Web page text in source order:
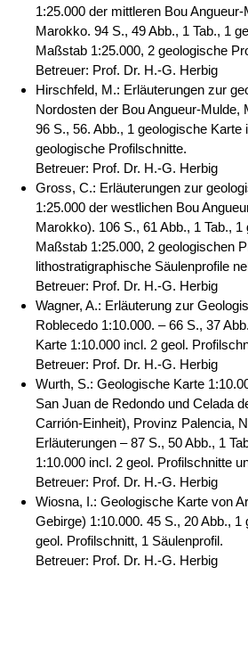
1:25.000 der mittleren Bou
Marokko. 94 S., 49 Abb., 1 Tab., 1
Maßstab 1:25.000, 2 geologische
Betreuer: Prof. Dr. H.-G. Herbig
Hirschfeld, M.: Erläuterungen zur
Nordosten der Bou Angueur-Mulde,
96 S., 56. Abb., 1 geologische
geologische Profilschnitte.
Betreuer: Prof. Dr. H.-G. Herbig
Gross, C.: Erläuterungen zur
1:25.000 der westlichen Bou
Marokko). 106 S., 61 Abb., 1 Tab.,
Maßstab 1:25.000, 2 geologischen
lithostratigraphische Säulenprofile
Betreuer: Prof. Dr. H.-G. Herbig
Wagner, A.: Erläuterung zur
Roblecedo 1:10.000. – 66 S., 37
Karte 1:10.000 incl. 2 geol.
Betreuer: Prof. Dr. H.-G. Herbig
Wurth, S.: Geologische Karte
San Juan de Redondo und Celada
Carrión-Einheit), Provinz Palencia,
Erläuterungen – 87 S., 50 Abb., 1
1:10.000 incl. 2 geol. Profilschnitte
Betreuer: Prof. Dr. H.-G. Herbig
Wiosna, I.: Geologische Karte von
Gebirge) 1:10.000. 45 S., 20 Abb., 1
geol. Profilschnitt, 1 Säulenprofil.
Betreuer: Prof. Dr. H.-G. Herbig